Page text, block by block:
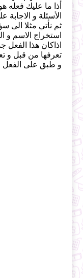
أذا ما عليك فعله
الأسئلة و الاجابة
ثم نأتي مثلا الى
استخراج الاسم و
اذاكان هذا الفعل
تعرفها من قبل و
و طبق على الفعل